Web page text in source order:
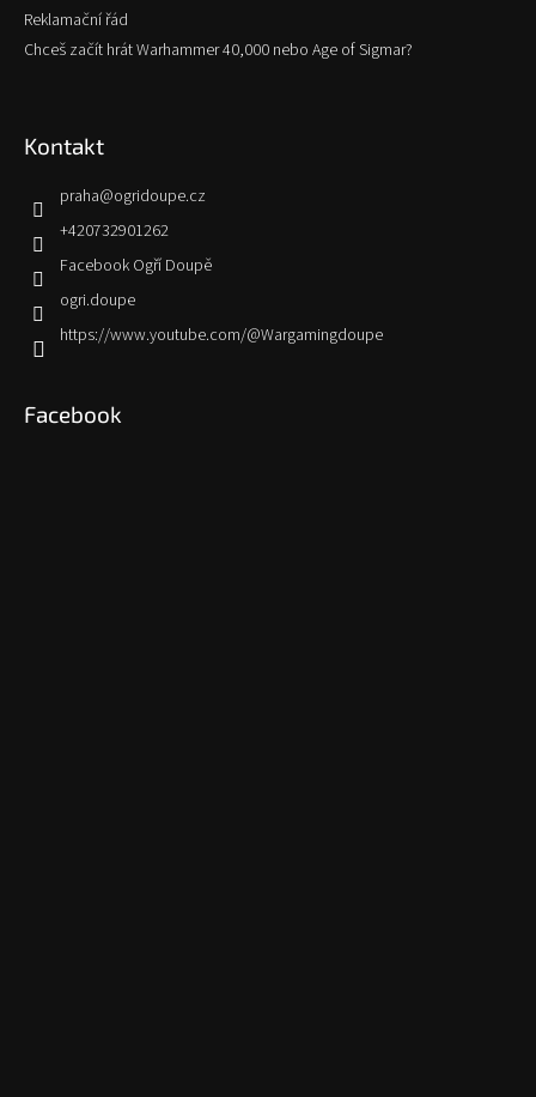
Reklamační řád
Chceš začít hrát Warhammer 40,000 nebo Age of Sigmar?
Kontakt
praha@ogridoupe.cz
+420732901262
Facebook Ogří Doupě
ogri.doupe
https://www.youtube.com/@Wargamingdoupe
Facebook